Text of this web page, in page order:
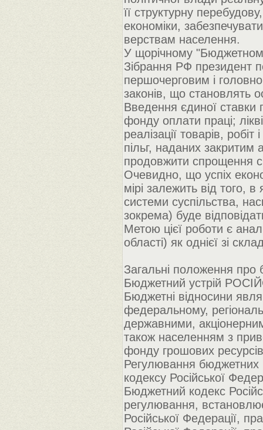
її структурну
економіки,
верствам населення.
У щорічному
Зібрання РФ президент
першочерговим і
законів, що становлять
Введення єдиної ставки
фонду оплати праці;
реалізації товарів,
пільг, наданих закритим
продовжити спрощення
Очевидно, що успіх
мірі залежить від того,
системи суспільства,
зокрема) буде
Метою цієї роботи є
області) як однієї зі
Загальні положення про
Бюджетний устрій
Бюджетні відносини
федеральному,
державними,
також населенням з
фонду грошових
Регулювання бюджетних
кодексу Російської
Бюджетний кодекс
регулювання,
Російської Федерації,